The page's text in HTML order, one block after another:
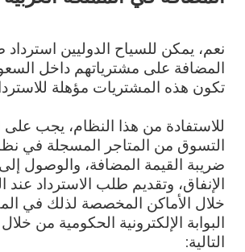
نعم، يمكن للسياح الدوليين استرداد
المضافة على مشترياتهم داخل
تكون هذه المشتريات مؤهلة
للاستفادة من هذا النظام، يجب على
التسوق من المتاجر المسجلة في
ضريبة القيمة المضافة، والوصول
الإنفاق، وتقديم طلب الاسترداد عند
خلال الأماكن المخصصة لذلك في
البوابة الإلكترونية الحكومية من
التالية: